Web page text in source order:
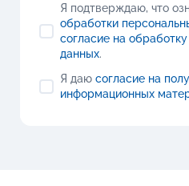
Я подтверждаю, что
обработки
согласие на
данных.
Я даю согласие на
информационных